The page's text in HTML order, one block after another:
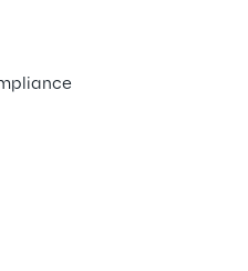
user-
degli
una
e